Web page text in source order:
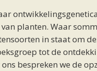
planten. Waar
in staat om
tot de
bespreken we de